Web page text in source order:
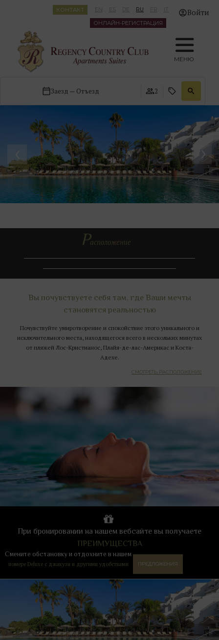
Войти
EN ES DE RU FR IT
КОНТАКТ
ОНЛАЙН-РЕГИСТРАЦИЯ
МЕНЮ
Заезд — Отъезд 2
Расположение
Вы почувствуете себя там, где Ваши мечты
становятся реальностью
Почувствуйте умиротворение и спокойствие этого уникального и
исключительного места, находящегося всего в нескольких минутах
от пляжей Лос-Кристианос, Плайя-де-лас-Америкас и Коста-
Адехе.
СМОТРЕТЬ РАСПОЛОЖЕНИЕ
При бронировании на нашем вебсайте вы получаете
ПРЕИМУЩЕСТВА
Смените обстановку и отдохните в нашем
номере Deluxe с джакузи и другими удобствами ПРЕДЛОЖЕНИЯ